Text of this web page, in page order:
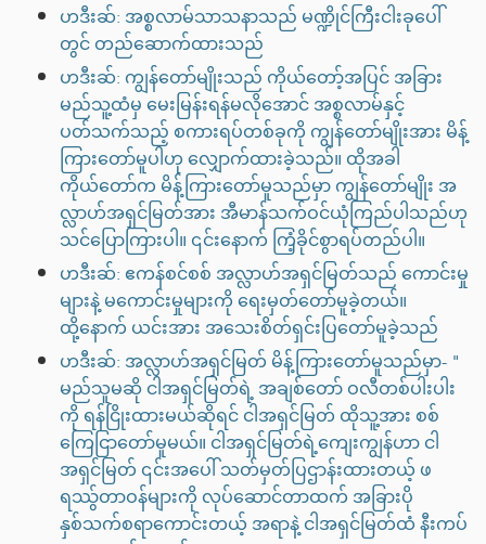
ဟဒီးဆ်: အစ္စလာမ်သာသနာသည် မဏ္ဍိုင်ကြီးငါးခုပေါ်
တွင် တည်ဆောက်ထားသည်
ဟဒီးဆ်: ကျွန်တော်မျိုးသည် ကိုယ်တော့်အပြင် အခြား
မည်သူ့ထံမှ မေးမြန်းရန်မလိုအောင် အစ္စလာမ်နှင့်
ပတ်သက်သည့် စကားရပ်တစ်ခုကို ကျွန်တော်မျိုးအား မိန့်
ကြားတော်မူပါဟု လျှောက်ထားခဲ့သည်။ ထိုအခါ
ကိုယ်တော်က မိန့်ကြားတော်မူသည်မှာ ကျွန်တော်မျိုး အ
လ္လာဟ်အရှင်မြတ်အား အီမာန်သက်ဝင်ယုံကြည်ပါသည်ဟု
သင်ပြောကြားပါ။ ၎င်းနောက် ကြံ့ခိုင်စွာရပ်တည်ပါ။
ဟဒီးဆ်: ဧကန်စင်စစ် အလ္လာဟ်အရှင်မြတ်သည် ကောင်းမှု
များနဲ့ မကောင်းမှုများကို ရေးမှတ်တော်မူခဲ့တယ်။
ထို့နောက် ယင်းအား ‌‌‌‌‌‌‌‌‌‌‌‌‌‌‌‌‌‌‌‌‌‌‌‌‌အသေးစိတ်ရှင်းပြတော်မူခဲ့သည်
ဟဒီးဆ်: အလ္လာဟ်အရှင်မြတ် မိန့်ကြားတော်မူသည်မှာ- "
မည်သူမဆို ငါအရှင်မြတ်ရဲ့ အချစ်တော် ဝလီတစ်ပါးပါး
ကို ရန်ငြိုးထားမယ်ဆိုရင် ငါအရှင်မြတ် ထိုသူ့အား စစ်
ကြေငြာတော်မူမယ်။ ငါအရှင်မြတ်ရဲ့ကျေးကျွန်ဟာ ငါ
အရှင်မြတ် ၎င်းအပေါ် သတ်မှတ်ပြဌာန်းထားတယ့် ဖ
ရဿ်ွတာဝန်များကို လုပ်ဆောင်တာထက် အခြားပို
နှစ်သက်စရာကောင်းတယ့် အရာနဲ့ ငါအရှင်မြတ်ထံ နီးကပ်